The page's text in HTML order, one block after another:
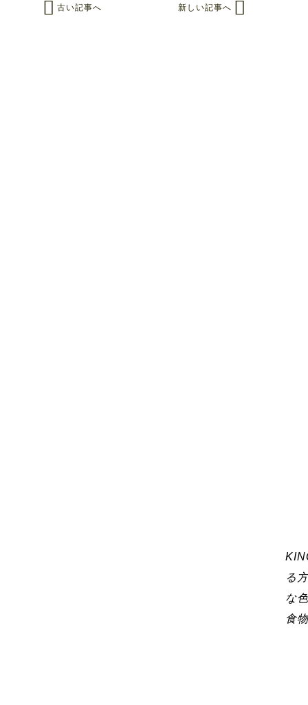
古い記事へ 新しい記事へ
る
な
食